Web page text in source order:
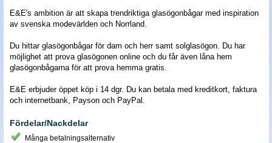
E&E's ambition är att skapa trendriktiga glasögonbågar med inspiration
av svenska modevärlden och Norrland.
Du hittar glasögonbågar för dam och herr samt solglasögon. Du har
möjlighet att prova glasögonen online och du får även låna hem
glasögonbågarna för att prova hemma gratis.
E&E erbjuder öppet köp i 14 dgr. Du kan betala med kreditkort, faktura
och internetbank, Payson och PayPal.
Fördelar/Nackdelar
Många betalningsalternativ